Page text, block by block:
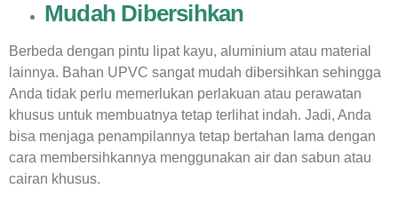
Mudah Dibersihkan
Berbeda dengan pintu lipat kayu, aluminium atau material
lainnya. Bahan UPVC sangat mudah dibersihkan sehingga
Anda tidak perlu memerlukan perlakuan atau perawatan
khusus untuk membuatnya tetap terlihat indah. Jadi, Anda
bisa menjaga penampilannya tetap bertahan lama dengan
cara membersihkannya menggunakan air dan sabun atau
cairan khusus.